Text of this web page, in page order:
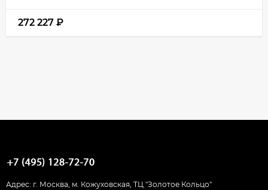
272 227 ₽
Адрес: г. Москва, м. Кожуховская, ТЦ "Золотое Кольцо"